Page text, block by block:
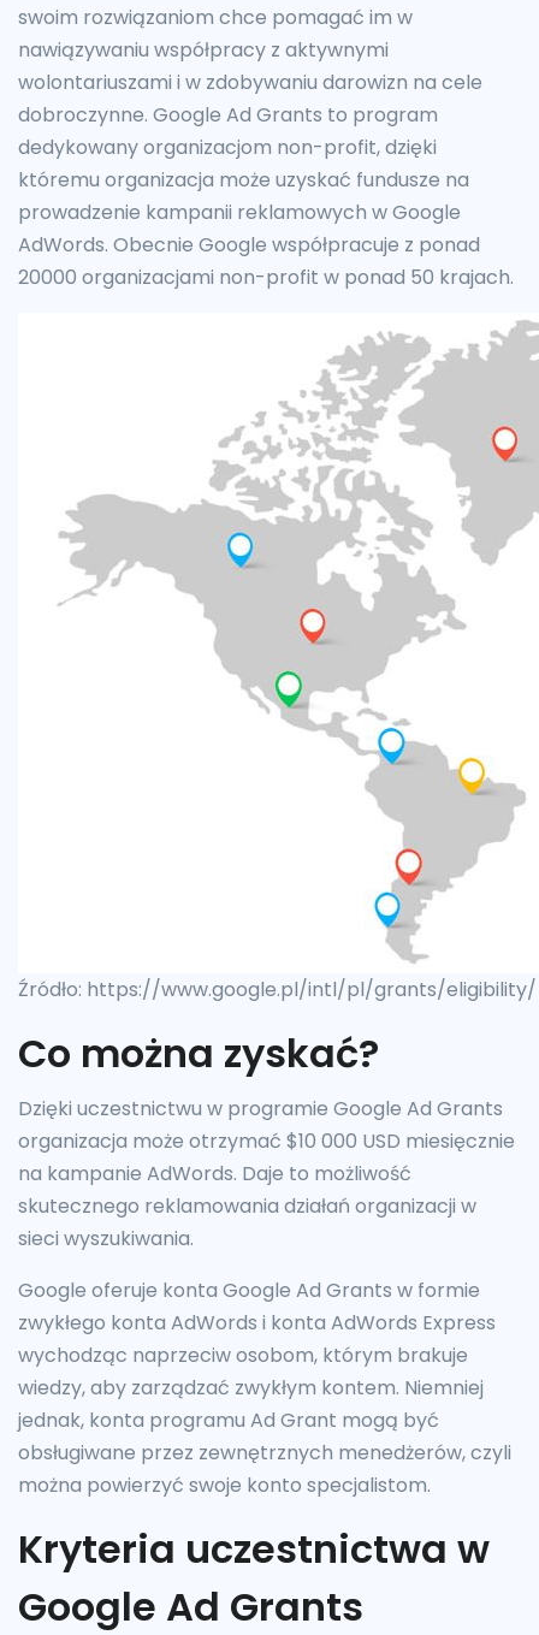
swoim rozwiązaniom chce pomagać im w
nawiązywaniu współpracy z aktywnymi
wolontariuszami i w zdobywaniu darowizn na cele
dobroczynne. Google Ad Grants to program
dedykowany organizacjom non-profit, dzięki
któremu organizacja może uzyskać fundusze na
prowadzenie kampanii reklamowych w Google
AdWords. Obecnie Google współpracuje z ponad
20000 organizacjami non-profit w ponad 50 krajach.
Źródło: https://www.google.pl/intl/pl/grants/eligibility/
Co można zyskać?
Dzięki uczestnictwu w programie Google Ad Grants
organizacja może otrzymać $10 000 USD miesięcznie
na kampanie AdWords. Daje to możliwość
skutecznego reklamowania działań organizacji w
sieci wyszukiwania.
Google oferuje konta Google Ad Grants w formie
zwykłego konta AdWords i konta AdWords Express
wychodząc naprzeciw osobom, którym brakuje
wiedzy, aby zarządzać zwykłym kontem. Niemniej
jednak, konta programu Ad Grant mogą być
obsługiwane przez zewnętrznych menedżerów, czyli
można powierzyć swoje konto specjalistom.
Kryteria uczestnictwa w
Google Ad Grants